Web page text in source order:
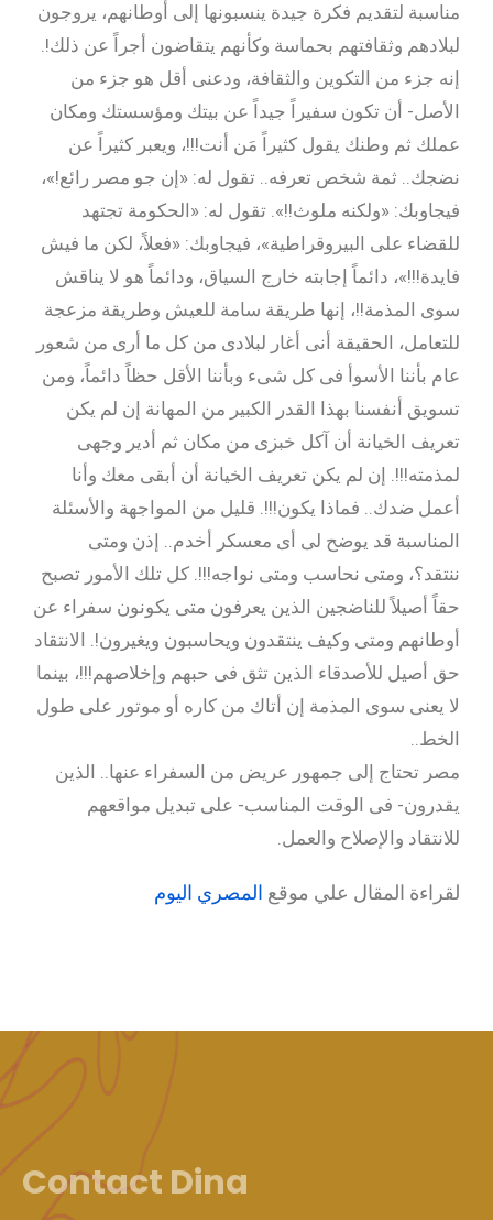
مناسبة لتقديم فكرة جيدة ينسبونها إلى أوطانهم، يروجون
لبلادهم وثقافتهم بحماسة وكأنهم يتقاضون أجراً عن ذلك!.
إنه جزء من التكوين والثقافة، ودعنى أقل هو جزء من
الأصل- أن تكون سفيراً جيداً عن بيتك ومؤسستك ومكان
عملك ثم وطنك يقول كثيراً مَن أنت!!!، ويعبر كثيراً عن
نضجك.. ثمة شخص تعرفه.. تقول له: «إن جو مصر رائع!»،
فيجاوبك: «ولكنه ملوث!!». تقول له: «الحكومة تجتهد
للقضاء على البيروقراطية»، فيجاوبك: «فعلاً، لكن ما فيش
فايدة!!!»، دائماً إجابته خارج السياق، ودائماً هو لا يناقش
سوى المذمة!!، إنها طريقة سامة للعيش وطريقة مزعجة
للتعامل، الحقيقة أنى أغار لبلادى من كل ما أرى من شعور
عام بأننا الأسوأ فى كل شىء وبأننا الأقل حظاً دائماً، ومن
تسويق أنفسنا بهذا القدر الكبير من المهانة إن لم يكن
تعريف الخيانة أن آكل خبزى من مكان ثم أدير وجهى
لمذمته!!!. إن لم يكن تعريف الخيانة أن أبقى معك وأنا
أعمل ضدك.. فماذا يكون!!!. قليل من المواجهة والأسئلة
المناسبة قد يوضح لى أى معسكر أخدم.. إذن ومتى
ننتقد؟، ومتى نحاسب ومتى نواجه!!!. كل تلك الأمور تصبح
حقاً أصيلاً للناضجين الذين يعرفون متى يكونون سفراء عن
أوطانهم ومتى وكيف ينتقدون ويحاسبون ويغيرون!. الانتقاد
حق أصيل للأصدقاء الذين تثق فى حبهم وإخلاصهم!!!، بينما
لا يعنى سوى المذمة إن أتاك من كاره أو موتور على طول
الخط..
مصر تحتاج إلى جمهور عريض من السفراء عنها.. الذين
يقدرون- فى الوقت المناسب- على تبديل مواقعهم
للانتقاد والإصلاح والعمل.
لقراءة المقال علي موقع المصري اليوم
Contact Dina